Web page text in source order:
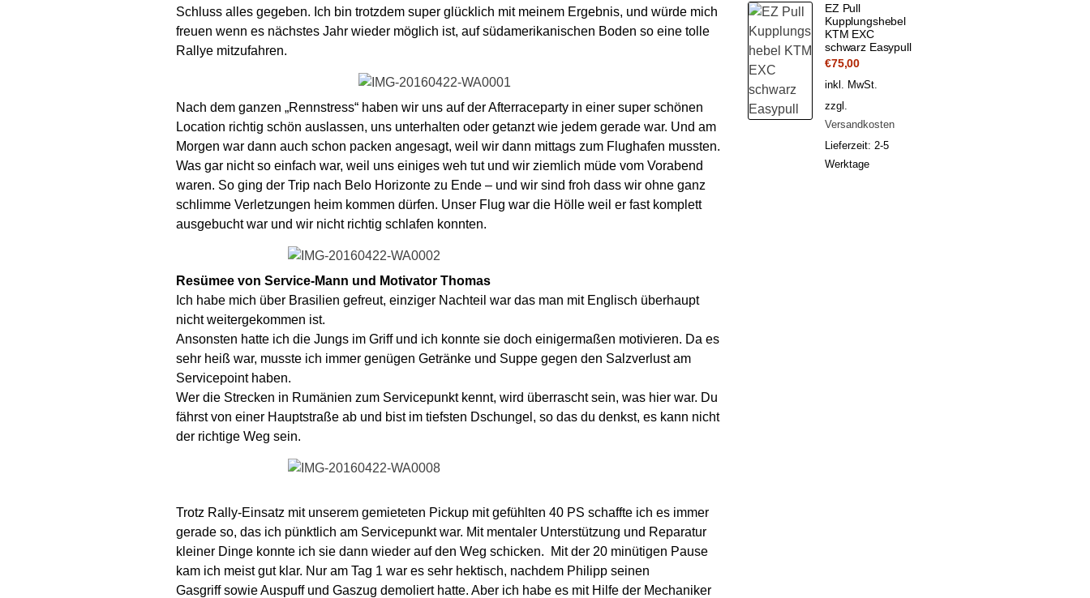
Schluss alles gegeben. Ich bin trotzdem super glücklich mit meinem Ergebnis, und würde mich
freuen wenn es nächstes Jahr wieder möglich ist, auf südamerikanischen Boden so eine tolle
Rallye mitzufahren.
Nach dem ganzen „Rennstress“ haben wir uns auf der Afterraceparty in einer super schönen
Location richtig schön auslassen, uns unterhalten oder getanzt wie jedem gerade war. Und am
Morgen war dann auch schon packen angesagt, weil wir dann mittags zum Flughafen mussten.
Was gar nicht so einfach war, weil uns einiges weh tut und wir ziemlich müde vom Vorabend
waren. So ging der Trip nach Belo Horizonte zu Ende – und wir sind froh dass wir ohne ganz
schlimme Verletzungen heim kommen dürfen. Unser Flug war die Hölle weil er fast komplett
ausgebucht war und wir nicht richtig schlafen konnten.
Resümee von Service-Mann und Motivator Thomas
Ich habe mich über Brasilien gefreut, einziger Nachteil war das man mit Englisch überhaupt
nicht weitergekommen ist.
Ansonsten hatte ich die Jungs im Griff und ich konnte sie doch einigermaßen motivieren. Da es
sehr heiß war, musste ich immer genügen Getränke und Suppe gegen den Salzverlust am
Servicepoint haben.
Wer die Strecken in Rumänien zum Servicepunkt kennt, wird überrascht sein, was hier war. Du
fährst von einer Hauptstraße ab und bist im tiefsten Dschungel, so das du denkst, es kann nicht
der richtige Weg sein.
Trotz Rally-Einsatz mit unserem gemieteten Pickup mit gefühlten 40 PS schaffte ich es immer
gerade so, das ich pünktlich am Servicepunkt war. Mit mentaler Unterstützung und Reparatur
kleiner Dinge konnte ich sie dann wieder auf den Weg schicken. Mit der 20 minütigen Pause
kam ich meist gut klar. Nur am Tag 1 war es sehr hektisch, nachdem Philipp seinen
Gasgriff sowie Auspuff und Gaszug demoliert hatte. Aber ich habe es mit Hilfe der Mechaniker
EZ Pull
Kupplungshebel
KTM EXC
schwarz Easypull
€75,00
inkl. MwSt.
zzgl.
Versandkosten
Lieferzeit: 2-5
Werktage